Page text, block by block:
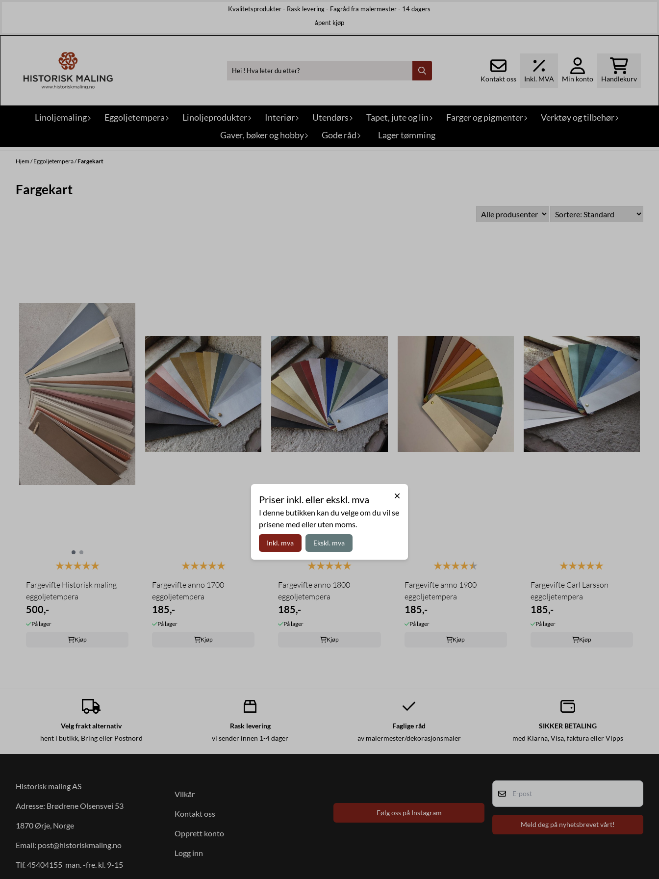
Kvalitetsprodukter - Rask levering - Fagråd fra malermester - 14 dagers
åpent kjøp
Kontakt oss Inkl. MVA Min konto Handlekurv
Linoljemaling Eggoljetempera Linoljeprodukter Interiør Utendørs Tapet, jute og lin Farger og pigmenter
Verktøy og tilbehør
Gaver, bøker og hobby
Gode råd Lager tømming
Hjem /Eggoljetempera/Fargekart
Fargekart
Karakter: 5.0 av 5 mulige
Fargevifte Historisk maling
eggoljetempera
500,-
På lager
Kjøp
Karakter: 5.0 av 5 mulige
Fargevifte anno 1700
eggoljetempera
185,-
På lager
Kjøp
Karakter: 5.0 av 5 mulige
Fargevifte anno 1800
eggoljetempera
185,-
På lager
Kjøp
Karakter:
Fargevifte anno 1900
eggoljetempera
185,-
På lager
Kjøp
Karakter:
Fargevifte Carl Larsson
eggoljetempera
185,-
På lager
Kjøp
Velg frakt alternativ
hent i butikk, Bring eller Postnord
Rask levering
vi sender innen 1-4 dager
Faglige råd
av malermester/dekorasjonsmaler
SIKKER BETALING
med Klarna, Visa, faktura eller Vipps
Historisk maling AS
Adresse: Brødrene Olsensvei 53
1870 Ørje, Norge
Email: post@historiskmaling.no
Tlf. 45404155 man. -fre. kl. 9-15
Vilkår
Kontakt oss
Opprett konto
Logg inn
Følg oss på Instagram
E-post
Meld deg på nyhetsbrevet vårt!
Priser inkl. eller ekskl. mva
I denne butikken kan du velge om du vil se
prisene med eller uten moms.
Inkl. mva Ekskl. mva